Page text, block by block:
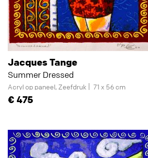
Jacques Tange
Summer Dressed
Acryl op paneel, Zeefdruk 71 x 56 cm
475